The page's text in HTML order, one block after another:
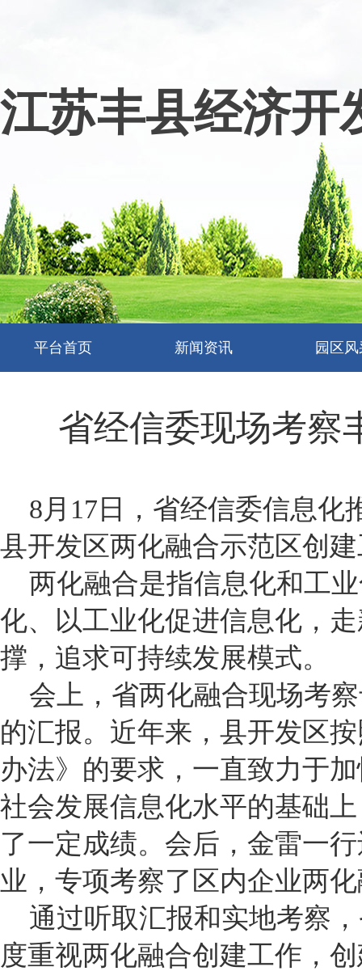
江苏丰县经济开
平台首页 新闻资讯 园区
省经信委现场考察
8月17日，省经信委信息化
县开发区两化融合示范区创
两化融合是指信息化和工
化、以工业化促进信息化，
撑，追求可持续发展模式。
会上，省两化融合现场考
的汇报。近年来，县开发区
办法》的要求，一直致力于
社会发展信息化水平的基础
了一定成绩。会后，金雷一
业，专项考察了区内企业两
通过听取汇报和实地考察
度重视两化融合创建工作，